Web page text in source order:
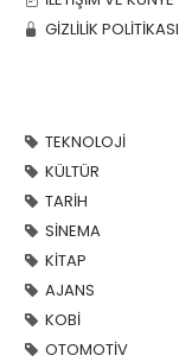
GİZLİLİK POLİTİKASI
TEKNOLOJİ
KÜLTÜR
TARİH
SİNEMA
KİTAP
AJANS
KOBİ
OTOMOTİV